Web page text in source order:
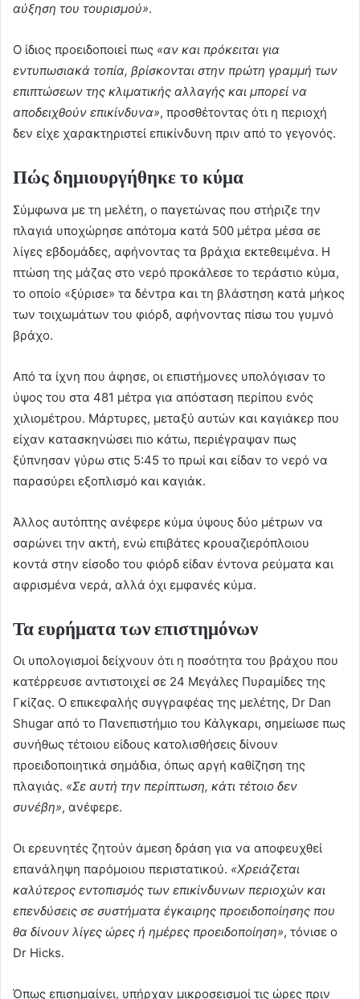
αύξηση του τουρισμού».
Ο ίδιος προειδοποιεί πως «αν και πρόκειται για
εντυπωσιακά τοπία, βρίσκονται στην πρώτη γραμμή των
επιπτώσεων της κλιματικής αλλαγής και μπορεί να
αποδειχθούν επικίνδυνα», προσθέτοντας ότι η περιοχή
δεν είχε χαρακτηριστεί επικίνδυνη πριν από το γεγονός.
Πώς δημιουργήθηκε το κύμα
Σύμφωνα με τη μελέτη, ο παγετώνας που στήριζε την
πλαγιά υποχώρησε απότομα κατά 500 μέτρα μέσα σε
λίγες εβδομάδες, αφήνοντας τα βράχια εκτεθειμένα. Η
πτώση της μάζας στο νερό προκάλεσε το τεράστιο κύμα,
το οποίο «ξύρισε» τα δέντρα και τη βλάστηση κατά μήκος
των τοιχωμάτων του φιόρδ, αφήνοντας πίσω του γυμνό
βράχο.
Από τα ίχνη που άφησε, οι επιστήμονες υπολόγισαν το
ύψος του στα 481 μέτρα για απόσταση περίπου ενός
χιλιομέτρου. Μάρτυρες, μεταξύ αυτών και καγιάκερ που
είχαν κατασκηνώσει πιο κάτω, περιέγραψαν πως
ξύπνησαν γύρω στις 5:45 το πρωί και είδαν το νερό να
παρασύρει εξοπλισμό και καγιάκ.
Άλλος αυτόπτης ανέφερε κύμα ύψους δύο μέτρων να
σαρώνει την ακτή, ενώ επιβάτες κρουαζιερόπλοιου
κοντά στην είσοδο του φιόρδ είδαν έντονα ρεύματα και
αφρισμένα νερά, αλλά όχι εμφανές κύμα.
Τα ευρήματα των επιστημόνων
Οι υπολογισμοί δείχνουν ότι η ποσότητα του βράχου που
κατέρρευσε αντιστοιχεί σε 24 Μεγάλες Πυραμίδες της
Γκίζας. Ο επικεφαλής συγγραφέας της μελέτης, Dr Dan
Shugar από το Πανεπιστήμιο του Κάλγκαρι, σημείωσε πως
συνήθως τέτοιου είδους κατολισθήσεις δίνουν
προειδοποιητικά σημάδια, όπως αργή καθίζηση της
πλαγιάς. «Σε αυτή την περίπτωση, κάτι τέτοιο δεν
συνέβη», ανέφερε.
Οι ερευνητές ζητούν άμεση δράση για να αποφευχθεί
επανάληψη παρόμοιου περιστατικού. «Χρειάζεται
καλύτερος εντοπισμός των επικίνδυνων περιοχών και
επενδύσεις σε συστήματα έγκαιρης προειδοποίησης που
θα δίνουν λίγες ώρες ή ημέρες προειδοποίηση», τόνισε ο
Dr Hicks.
Όπως επισημαίνει, υπήρχαν μικροσεισμοί τις ώρες πριν